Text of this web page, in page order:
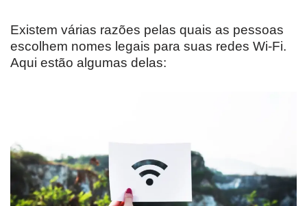
Existem várias razões pelas quais as pessoas
escolhem nomes legais para suas redes Wi-Fi.
Aqui estão algumas delas: